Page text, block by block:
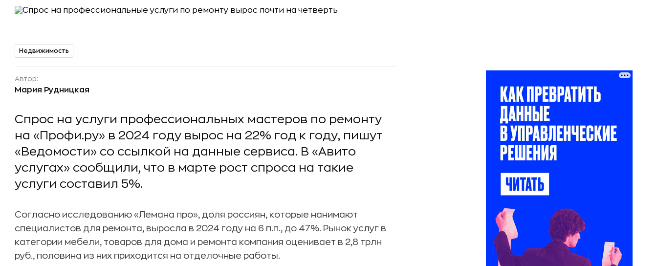
Недвижимость
Автор:
Мария Рудницкая
Спрос на услуги профессиональных мастеров по ремонту
на «Профи.ру» в 2024 году вырос на 22% год к году, пишут
«Ведомости» со ссылкой на данные сервиса. В «Авито
услугах» сообщили, что в марте рост спроса на такие
услуги составил 5%.
Согласно исследованию «Лемана про», доля россиян, которые нанимают
специалистов для ремонта, выросла в 2024 году на 6 п.п., до 47%. Рынок услуг в
категории мебели, товаров для дома и ремонта компания оценивает в 2,8 трлн
руб., половина из них приходится на отделочные работы.